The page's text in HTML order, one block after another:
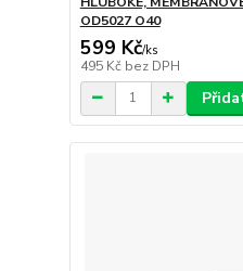
OD5027 O40
599 Kč/ks
495 Kč bez DPH